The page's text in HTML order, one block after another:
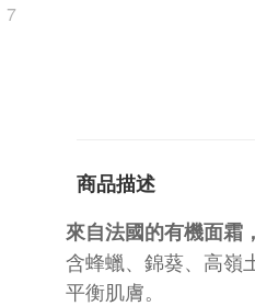
7
商品描述
來自法國的有機面霜
含蜂蠟、錦葵、高嶺
平衡肌膚。